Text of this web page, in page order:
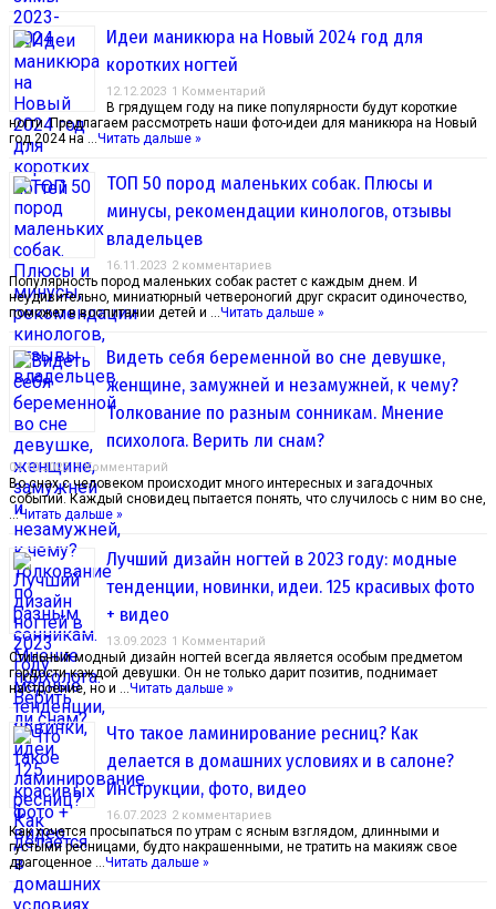
Идеи маникюра на Новый 2024 год для
коротких ногтей
12.12.2023 1 Комментарий
В грядущем году на пике популярности будут короткие
ногти. Предлагаем рассмотреть наши фото-идеи для маникюра на Новый
год 2024 на … Читать дальше »
ТОП 50 пород маленьких собак. Плюсы и
минусы, рекомендации кинологов, отзывы
владельцев
16.11.2023 2 комментариев
Популярность пород маленьких собак растет с каждым днем. И
неудивительно, миниатюрный четвероногий друг скрасит одиночество,
поможет в воспитании детей и … Читать дальше »
Видеть себя беременной во сне девушке,
женщине, замужней и незамужней, к чему?
Толкование по разным сонникам. Мнение
психолога. Верить ли снам?
04.10.2023 1 Комментарий
Во снах с человеком происходит много интересных и загадочных
событий. Каждый сновидец пытается понять, что случилось с ним во сне,
…Читать дальше »
Лучший дизайн ногтей в 2023 году: модные
тенденции, новинки, идеи. 125 красивых фото
+ видео
13.09.2023 1 Комментарий
Стильный модный дизайн ногтей всегда является особым предметом
гордости каждой девушки. Он не только дарит позитив, поднимает
настроение, но и … Читать дальше »
Что такое ламинирование ресниц? Как
делается в домашних условиях и в салоне?
Инструкции, фото, видео
16.07.2023 2 комментариев
Как хочется просыпаться по утрам с ясным взглядом, длинными и
густыми ресницами, будто накрашенными, не тратить на макияж свое
драгоценное … Читать дальше »